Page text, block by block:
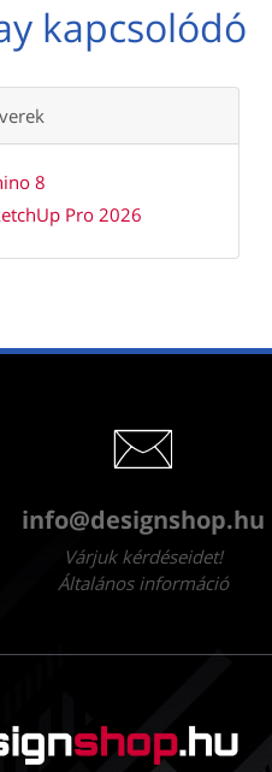
kapcsolódó
8
Pro 2026
info@designshop.hu
Várjuk kérdéseidet!
Általános információ